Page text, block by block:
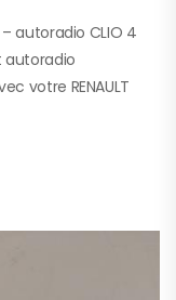
– autoradio CLIO 4
autoradio
votre RENAULT